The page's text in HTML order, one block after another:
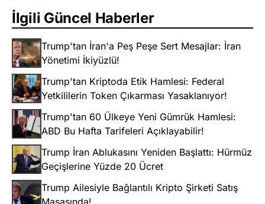
İlgili Güncel Haberler
Trump'tan İran'a Peş Peşe Sert Mesajlar: İran
Yönetimi İkiyüzlü!
Trump'tan Kriptoda Etik Hamlesi: Federal
Yetkililerin Token Çıkarması Yasaklanıyor!
Trump'tan 60 Ülkeye Yeni Gümrük Hamlesi:
ABD Bu Hafta Tarifeleri Açıklayabilir!
Trump İran Ablukasını Yeniden Başlattı: Hürmüz
Geçişlerine Yüzde 20 Ücret
Trump Ailesiyle Bağlantılı Kripto Şirketi Satış